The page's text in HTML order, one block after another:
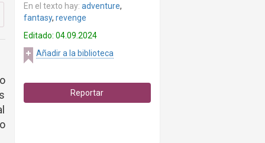
En el texto hay: adventure,
fantasy, revenge
Editado: 04.09.2024
Añadir a la biblioteca
Reportar